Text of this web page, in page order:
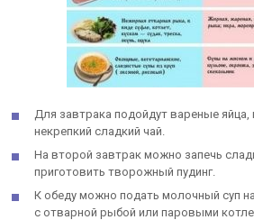
Для завтрака подойдут вареные
некрепкий сладкий чай.
На второй завтрак можно запечь
приготовить творожный пудинг.
К обеду можно подать молочный суп
с отварной рыбой или паровыми